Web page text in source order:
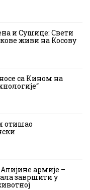
и Сушице: Свети
живи на Косову
са Кином на
отишао
армије –
завршити у